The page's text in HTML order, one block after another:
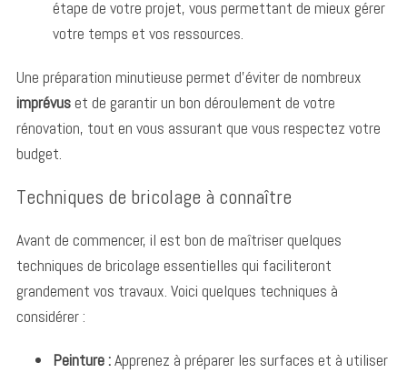
étape de votre projet, vous permettant de mieux gérer
votre temps et vos ressources.
Une préparation minutieuse permet d’éviter de nombreux
imprévuset de garantir un bon déroulement de votre
rénovation, tout en vous assurant que vous respectez votre
budget.
Techniques de bricolage à connaître
Avant de commencer, il est bon de maîtriser quelques
techniques de bricolage essentielles qui faciliteront
grandement vos travaux. Voici quelques techniques à
considérer :
Peinture :Apprenez à préparer les surfaces et à utiliser